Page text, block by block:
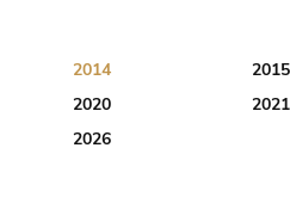
2014 2015
2020 2021
2026